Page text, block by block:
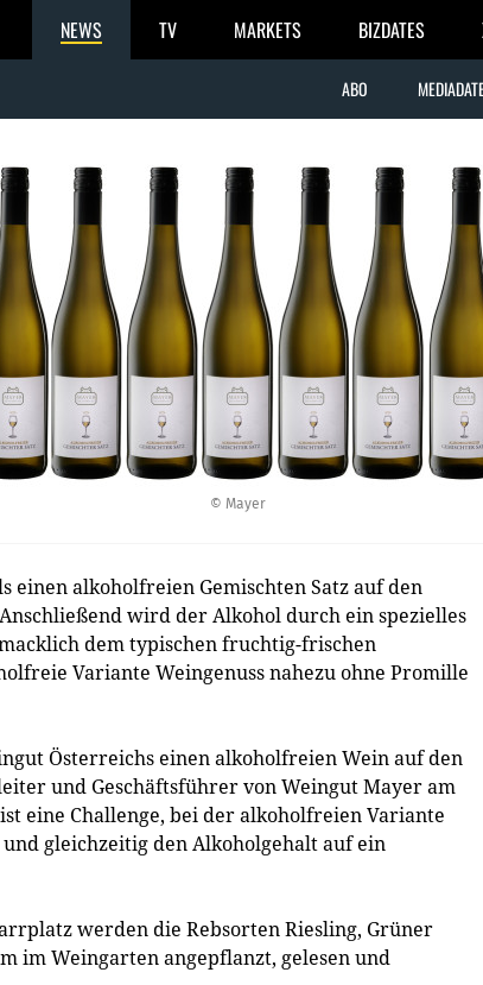
NEWS TV MARKETS BIZDATES
ABO
© Mayer
alkoholfreien Gemischten Satz auf den
wird der Alkohol durch ein spezielles
dem typischen fruchtig-frischen
Variante Weingenuss nahezu ohne Promille
Österreichs einen alkoholfreien Wein auf den
und Geschäftsführer von Weingut Mayer am
eine Challenge, bei der alkoholfreien Variante
gleichzeitig den Alkoholgehalt auf ein
werden die Rebsorten Riesling, Grüner
im Weingarten angepflanzt, gelesen und